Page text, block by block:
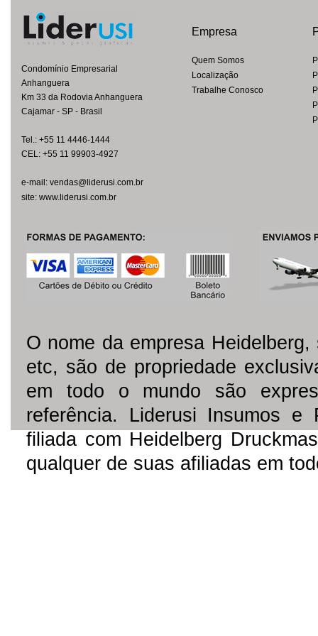
Condomínio Empresarial
Anhanguera
Km 33 da Rodovia Anhanguera
Cajamar - SP - Brasil
Tel.: +55 11 4446-1444
CEL: +55 11 99903-4927
e-mail: vendas@liderusi.com.br
site: www.liderusi.com.br
Empresa
Quem Somos
Localização
Trabalhe Conosco
O nome da empresa
etc, são de propriedade
em todo o mundo são
referência. Liderusi Insumos
filiada com Heidelberg
qualquer de suas afiliadas em